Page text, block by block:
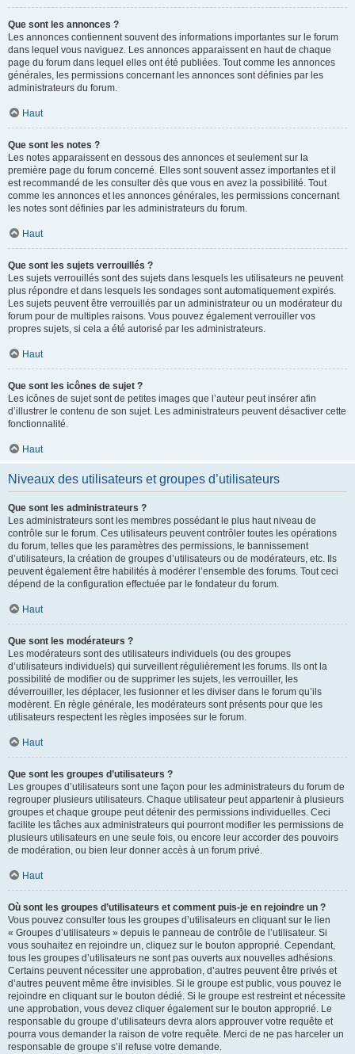
Que sont les annonces ?
Les annonces contiennent souvent des informations importantes sur le forum
dans lequel vous naviguez. Les annonces apparaissent en haut de chaque
page du forum dans lequel elles ont été publiées. Tout comme les annonces
générales, les permissions concernant les annonces sont définies par les
administrateurs du forum.
Haut
Que sont les notes ?
Les notes apparaissent en dessous des annonces et seulement sur la
première page du forum concerné. Elles sont souvent assez importantes et il
est recommandé de les consulter dès que vous en avez la possibilité. Tout
comme les annonces et les annonces générales, les permissions concernant
les notes sont définies par les administrateurs du forum.
Haut
Que sont les sujets verrouillés ?
Les sujets verrouillés sont des sujets dans lesquels les utilisateurs ne peuvent
plus répondre et dans lesquels les sondages sont automatiquement expirés.
Les sujets peuvent être verrouillés par un administrateur ou un modérateur du
forum pour de multiples raisons. Vous pouvez également verrouiller vos
propres sujets, si cela a été autorisé par les administrateurs.
Haut
Que sont les icônes de sujet ?
Les icônes de sujet sont de petites images que l’auteur peut insérer afin
d’illustrer le contenu de son sujet. Les administrateurs peuvent désactiver cette
fonctionnalité.
Haut
Niveaux des utilisateurs et groupes d’utilisateurs
Que sont les administrateurs ?
Les administrateurs sont les membres possédant le plus haut niveau de
contrôle sur le forum. Ces utilisateurs peuvent contrôler toutes les opérations
du forum, telles que les paramètres des permissions, le bannissement
d’utilisateurs, la création de groupes d’utilisateurs ou de modérateurs, etc. Ils
peuvent également être habilités à modérer l’ensemble des forums. Tout ceci
dépend de la configuration effectuée par le fondateur du forum.
Haut
Que sont les modérateurs ?
Les modérateurs sont des utilisateurs individuels (ou des groupes
d’utilisateurs individuels) qui surveillent régulièrement les forums. Ils ont la
possibilité de modifier ou de supprimer les sujets, les verrouiller, les
déverrouiller, les déplacer, les fusionner et les diviser dans le forum qu’ils
modèrent. En règle générale, les modérateurs sont présents pour que les
utilisateurs respectent les règles imposées sur le forum.
Haut
Que sont les groupes d’utilisateurs ?
Les groupes d’utilisateurs sont une façon pour les administrateurs du forum de
regrouper plusieurs utilisateurs. Chaque utilisateur peut appartenir à plusieurs
groupes et chaque groupe peut détenir des permissions individuelles. Ceci
facilite les tâches aux administrateurs qui pourront modifier les permissions de
plusieurs utilisateurs en une seule fois, ou encore leur accorder des pouvoirs
de modération, ou bien leur donner accès à un forum privé.
Haut
Où sont les groupes d’utilisateurs et comment puis-je en rejoindre un ?
Vous pouvez consulter tous les groupes d’utilisateurs en cliquant sur le lien
« Groupes d’utilisateurs » depuis le panneau de contrôle de l’utilisateur. Si
vous souhaitez en rejoindre un, cliquez sur le bouton approprié. Cependant,
tous les groupes d’utilisateurs ne sont pas ouverts aux nouvelles adhésions.
Certains peuvent nécessiter une approbation, d’autres peuvent être privés et
d’autres peuvent même être invisibles. Si le groupe est public, vous pouvez le
rejoindre en cliquant sur le bouton dédié. Si le groupe est restreint et nécessite
une approbation, vous devez cliquer également sur le bouton approprié. Le
responsable du groupe d’utilisateurs devra alors approuver votre requête et
pourra vous demander la raison de votre requête. Merci de ne pas harceler un
responsable de groupe s’il refuse votre demande.